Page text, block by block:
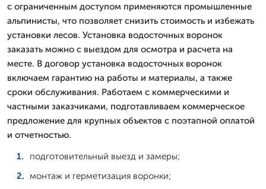
с ограниченным доступом применяются промышленные
альпинисты, что позволяет снизить стоимость и избежать
установки лесов. Установка водосточных воронок
заказать можно с выездом для осмотра и расчета на
месте. В договор установка водосточных воронок
включаем гарантию на работы и материалы, а также
сроки обслуживания. Работаем с коммерческими и
частными заказчиками, подготавливаем коммерческое
предложение для крупных объектов с поэтапной оплатой
и отчетностью.
подготовительный выезд и замеры;
монтаж и герметизация воронки;